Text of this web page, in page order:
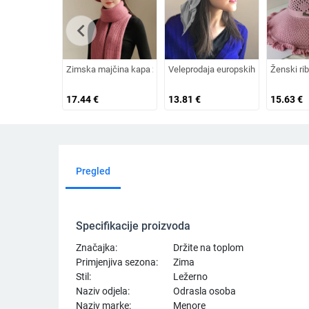
Zimska majčina kapa za žene srednjih i starijih godina,
17.44€
Veleprodaja europskih i američkih
13.81 €
Ženski
15.63€
chevron_left
Pregled
Specifikacije proizvoda
Značajka:
Držite na toplom
Primjenjiva sezona:
Zima
Stil:
Ležerno
Naziv odjela:
Odrasla osoba
Naziv marke:
Menore